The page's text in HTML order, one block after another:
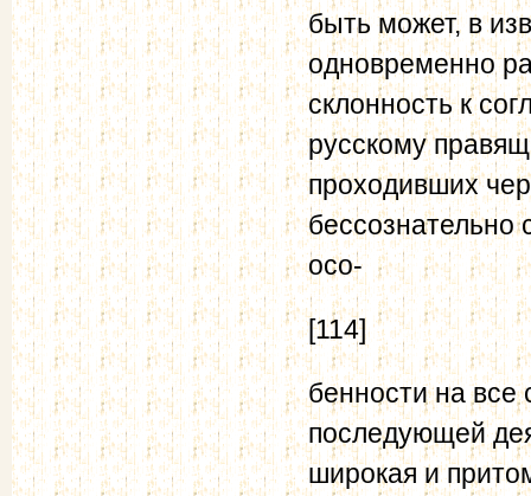
быть может, в
одновременно
склонность к
русскому
проходивших
бессознательно
осо-
[114]
бенности на все
последующей
широкая и